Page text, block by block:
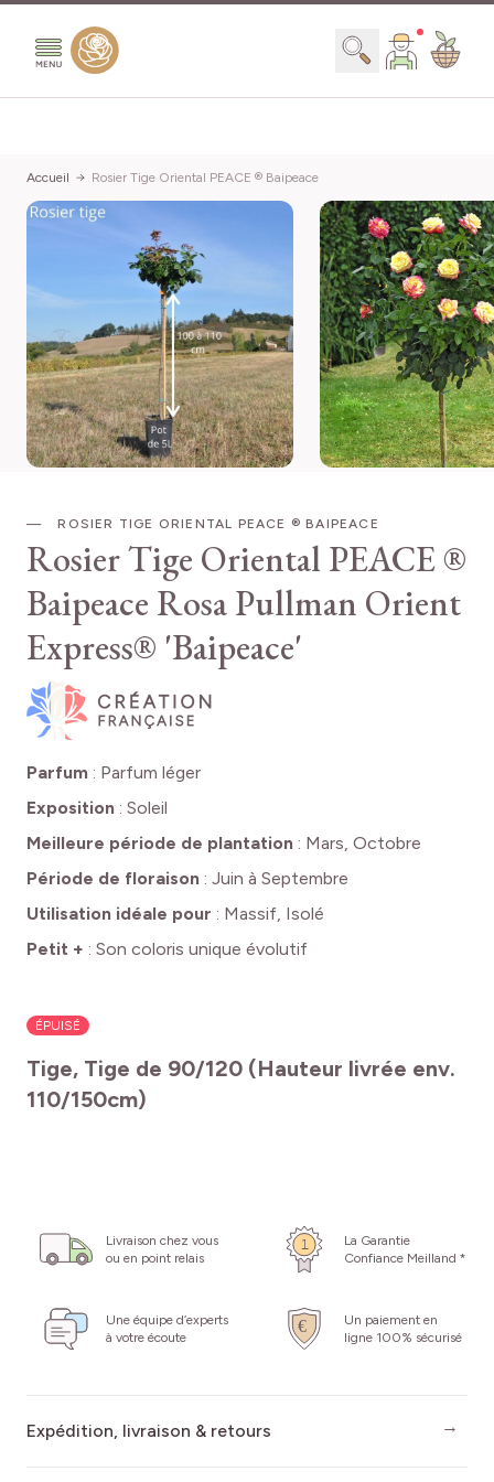
Chercher
Accueil Rosier Tige Oriental PEACE ® Baipeace
ROSIER TIGE ORIENTAL PEACE ® BAIPEACE
Rosier Tige Oriental PEACE ®
Baipeace Rosa Pullman Orient
Express® 'Baipeace'
Parfum : Parfum léger
Exposition : Soleil
Meilleure période de plantation : Mars, Octobre
Période de floraison : Juin à Septembre
Utilisation idéale pour : Massif, Isolé
Petit + : Son coloris unique évolutif
ÉPUISÉ
Tige, Tige de 90/120 (Hauteur livrée env.
110/150cm)
Livraison chez vous
ou en point relais
La Garantie
Confiance Meilland *
Une équipe d’experts
à votre écoute
Un paiement en
ligne 100% sécurisé
Expédition, livraison & retours